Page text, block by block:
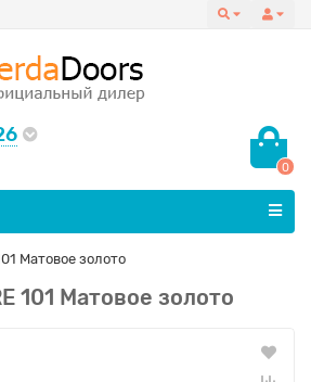
0
Матовое золото
101 Матовое золото